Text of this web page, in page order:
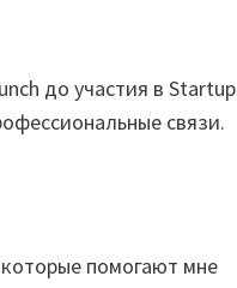
до участия в Startup
связи.
помогают мне